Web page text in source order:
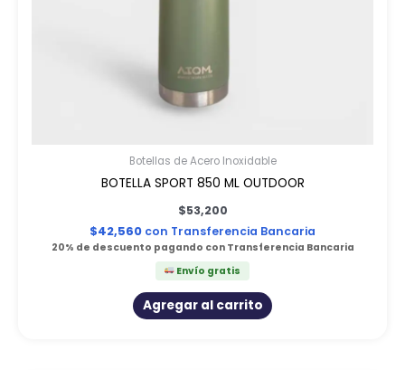
Botellas de Acero Inoxidable
BOTELLA SPORT 850 ML OUTDOOR
$53,200
$42,560 con Transferencia Bancaria
20% de descuento pagando con Transferencia Bancaria
Envío gratis
Agregar al carrito